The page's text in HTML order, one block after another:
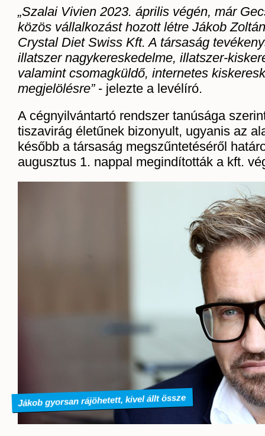
„Szalai Vivien 2023. április végén, már
közös vállalkozást hozott létre Jákob
Crystal Diet Swiss Kft. A társaság
illatszer nagykereskedelme, illatszer-
valamint csomagküldő, internetes
megjelölésre”- jelezte a levélíró.
A cégnyilvántartó rendszer tanúsága
tiszavirág életűnek bizonyult, ugyanis az
később a társaság megszűntetéséről
augusztus 1. nappal megindították a kft.
Jákob gyorsan rájöhetett, kivel állt össze